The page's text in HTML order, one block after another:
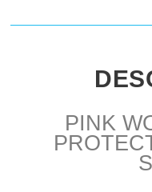
PINK